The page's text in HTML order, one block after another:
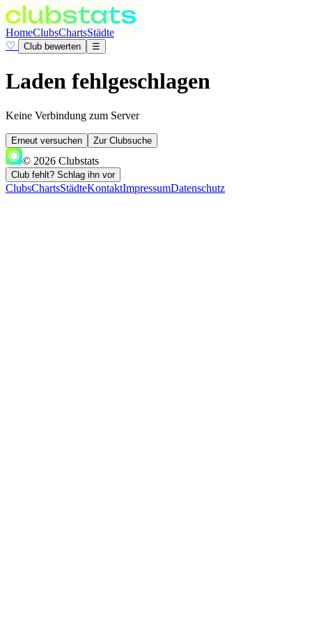
HomeClubsChartsStädte
♡
Club bewerten ☰
Laden fehlgeschlagen
Keine Verbindung zum Server
Erneut versuchen Zur Clubsuche
© 2026 Clubstats
Club fehlt? Schlag ihn vor
ClubsChartsStädteKontaktImpressumDatenschutz